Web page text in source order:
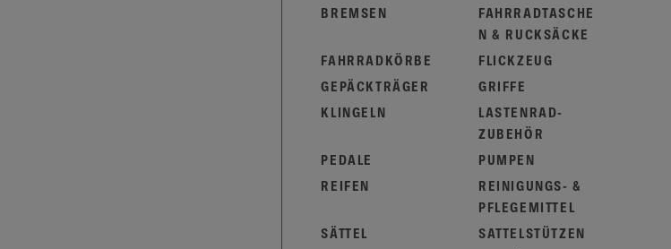
BREMSEN
FAHRRADTASCHE
N & RUCKSÄCKE
FAHRRADKÖRBE
FLICKZEUG
GEPÄCKTRÄGER
GRIFFE
KLINGELN
LASTENRAD-
ZUBEHÖR
PEDALE
PUMPEN
REIFEN
REINIGUNGS- &
PFLEGEMITTEL
SÄTTEL
SATTELSTÜTZEN